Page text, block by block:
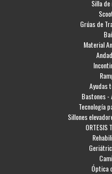
Silla
Grúas de
Material
Ayudas
Bastones -
Tecnología
Sillones
ORTESIS
Óptica